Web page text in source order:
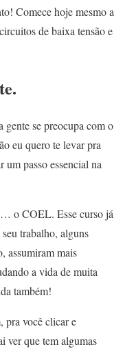
Comece hoje mesmo a
de baixa tensão e
gente se preocupa com o
eu quero te levar pra
um passo essencial na
o COEL. Esse curso já
trabalho, alguns
assumiram mais
a vida de muita
também!
pra você clicar e
ver que tem algumas